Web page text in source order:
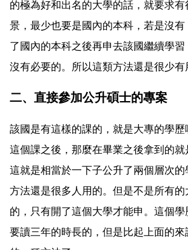
的極為好和出名的大學的話，就要求
景，最少也要是國內的本科，若是沒
了國內的本科之後再申去該國繼續學
沒有必要的。所以這類方法還是很少有
二、直接參加公升碩士的專案
該國是有這樣的課的，就是大專的學歷
這個課之後，那麼在畢業之後拿到的就
這就是相當於一下子公升了兩個層次
方法還是很多人用的。但是不是所有的
的，只有開了這個大學才能申。這個
要讀三年的時長的，但是比起上面的